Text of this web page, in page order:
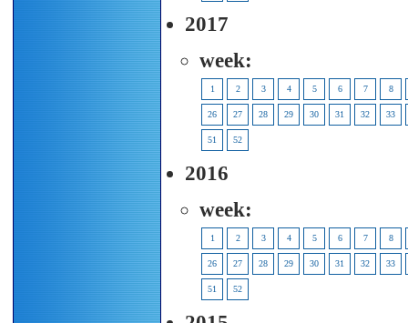
2017
week:
1 2 3 4 5 6 7 8
26 27 28 29 30 31 32 33
51 52
2016
week:
1 2 3 4 5 6 7 8
26 27 28 29 30 31 32 33
51 52